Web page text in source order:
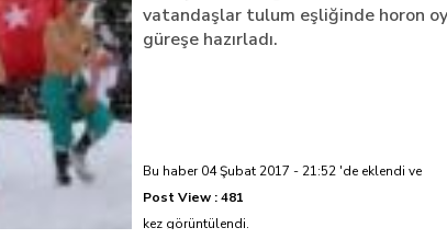
vatandaşlar tulum eşliğinde horon
güreşe hazırladı.
Bu haber 04 Şubat 2017 - 21:52 'de eklendi ve
Post View :481
kez görüntülendi.